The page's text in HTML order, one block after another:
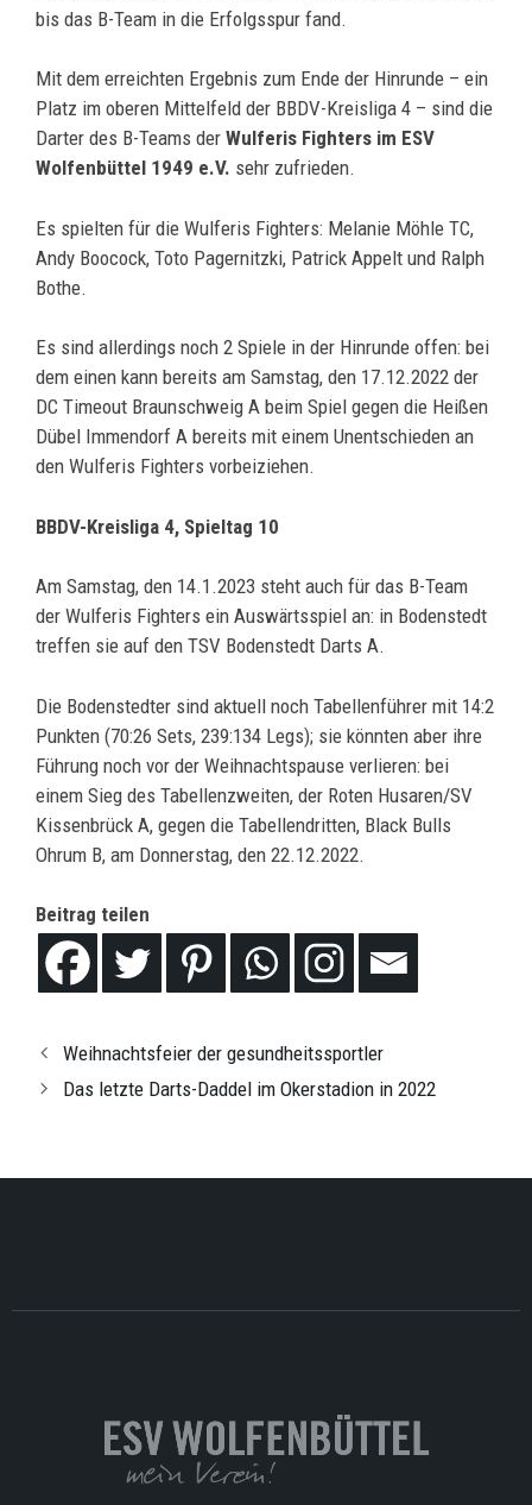
bis das B-Team in die Erfolgsspur fand.
Mit dem erreichten Ergebnis zum Ende der Hinrunde – ein
Platz im oberen Mittelfeld der BBDV-Kreisliga 4 – sind die
Darter des B-Teams der Wulferis Fighters im ESV
Wolfenbüttel 1949 e.V. sehr zufrieden.
Es spielten für die Wulferis Fighters: Melanie Möhle TC,
Andy Boocock, Toto Pagernitzki, Patrick Appelt und Ralph
Bothe.
Es sind allerdings noch 2 Spiele in der Hinrunde offen: bei
dem einen kann bereits am Samstag, den 17.12.2022 der
DC Timeout Braunschweig A beim Spiel gegen die Heißen
Dübel Immendorf A bereits mit einem Unentschieden an
den Wulferis Fighters vorbeiziehen.
BBDV-Kreisliga 4, Spieltag 10
Am Samstag, den 14.1.2023 steht auch für das B-Team
der Wulferis Fighters ein Auswärtsspiel an: in Bodenstedt
treffen sie auf den TSV Bodenstedt Darts A.
Die Bodenstedter sind aktuell noch Tabellenführer mit 14:2
Punkten (70:26 Sets, 239:134 Legs); sie könnten aber ihre
Führung noch vor der Weihnachtspause verlieren: bei
einem Sieg des Tabellenzweiten, der Roten Husaren/SV
Kissenbrück A, gegen die Tabellendritten, Black Bulls
Ohrum B, am Donnerstag, den 22.12.2022.
Beitrag teilen
Weihnachtsfeier der gesundheitssportler
Das letzte Darts-Daddel im Okerstadion in 2022